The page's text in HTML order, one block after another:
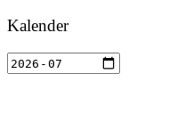
Kalender